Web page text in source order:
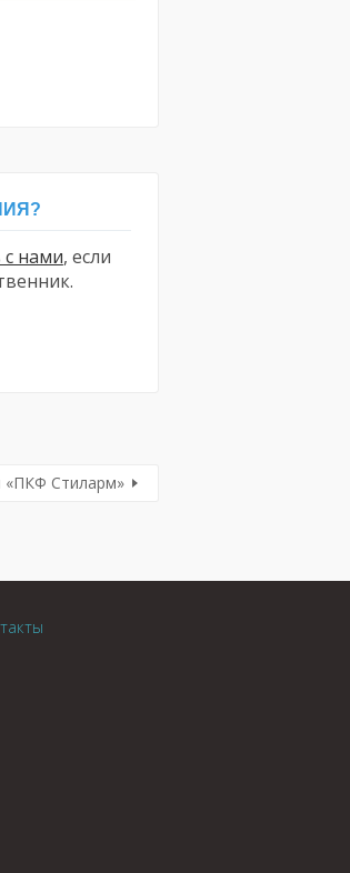
с нами, если
Стиларм»